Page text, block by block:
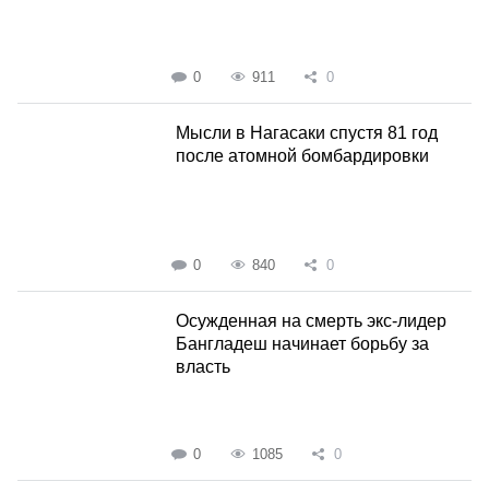
0 911 0
Мысли в Нагасаки спустя 81 год
после атомной бомбардировки
0 840 0
Осужденная на смерть экс-лидер
Бангладеш начинает борьбу за
власть
0 1085 0